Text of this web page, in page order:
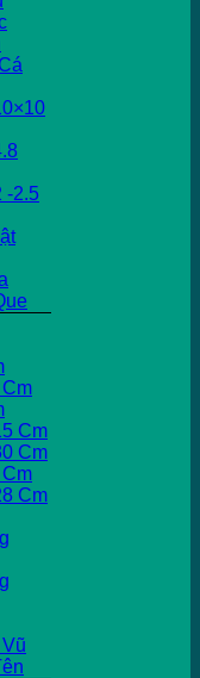
-2.5
Cm
Cm
Cm